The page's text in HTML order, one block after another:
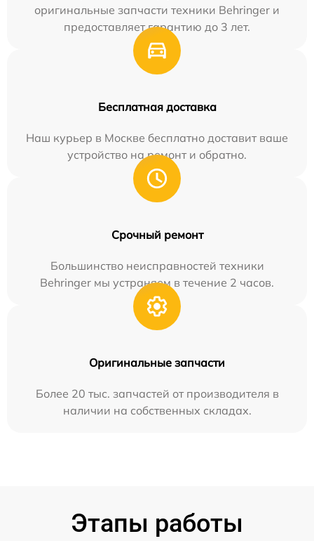
оригинальные запчасти техники Behringer и
предоставляет гарантию до 3 лет.
Бесплатная доставка
Наш курьер в Москве бесплатно доставит ваше
устройство на ремонт и обратно.
Срочный ремонт
Большинство неисправностей техники
Behringer мы устраняем в течение 2 часов.
Оригинальные запчасти
Более 20 тыс. запчастей от производителя в
наличии на собственных складах.
Этапы работы